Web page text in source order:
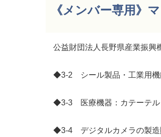
《メンバー専用》
公益財団法人長野県産業振興
◆3-2 シール製品・工業用機
◆3-3 医療機器：カテーテ
◆3-4 デジタルカメラの製造